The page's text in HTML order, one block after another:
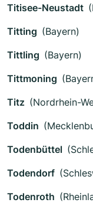
Titisee-Neustadt
Titting (Bayern)
Tittling (Bayern)
Tittmoning
Titz (Nordrhein-
Toddin
Todenbüttel
Todendorf
Todenroth